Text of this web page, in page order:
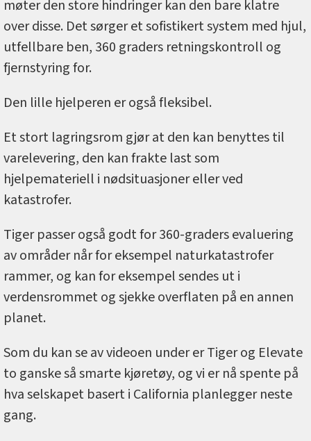
møter den store hindringer kan den bare klatre
over disse. Det sørger et sofistikert system med hjul,
utfellbare ben, 360 graders retningskontroll og
fjernstyring for.
Den lille hjelperen er også fleksibel.
Et stort lagringsrom gjør at den kan benyttes til
varelevering, den kan frakte last som
hjelpemateriell i nødsituasjoner eller ved
katastrofer.
Tiger passer også godt for 360-graders evaluering
av områder når for eksempel naturkatastrofer
rammer, og kan for eksempel sendes ut i
verdensrommet og sjekke overflaten på en annen
planet.
Som du kan se av videoen under er Tiger og Elevate
to ganske så smarte kjøretøy, og vi er nå spente på
hva selskapet basert i California planlegger neste
gang.